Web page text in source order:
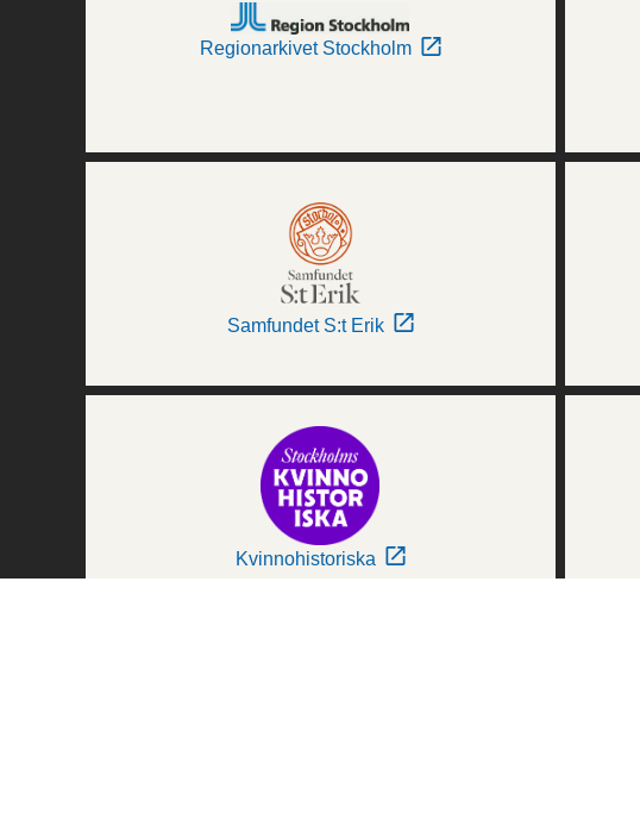
Regionarkivet Stockholm
Samfundet S:t Erik
Kvinnohistoriska